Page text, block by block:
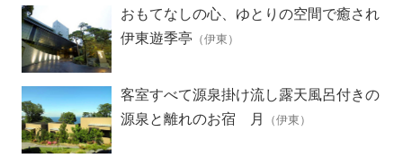
おもてなしの心、ゆとりの空間で癒され
る極上のひととき
伊東遊季亭 （伊東）
客室すべて源泉掛け流し露天風呂付きの
離れ
源泉と離れのお宿 月 （伊東）